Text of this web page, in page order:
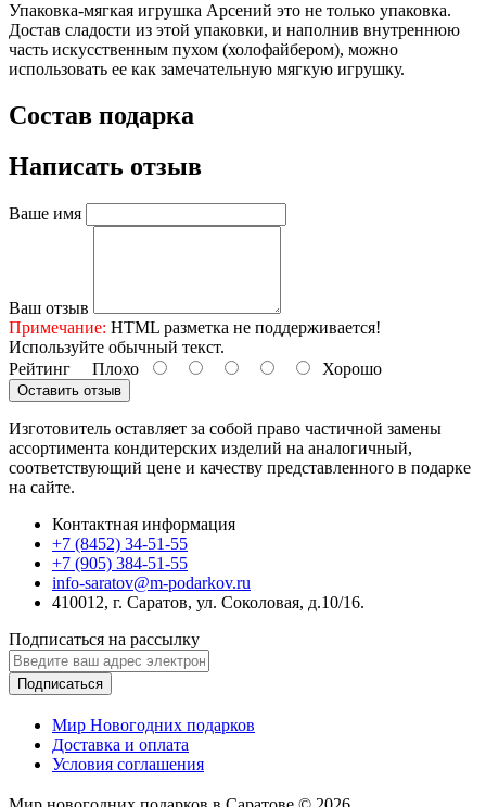
Упаковка-мягкая игрушка Арсений это не только упаковка.
Достав сладости из этой упаковки, и наполнив внутреннюю
часть искусственным пухом (холофайбером), можно
использовать ее как замечательную мягкую игрушку.
Состав подарка
Написать отзыв
Ваше имя
Ваш отзыв
Примечание: HTML разметка не поддерживается!
Используйте обычный текст.
Рейтинг Плохо Хорошо
Оставить отзыв
Изготовитель оставляет за собой право частичной замены
ассортимента кондитерских изделий на аналогичный,
соответствующий цене и качеству представленного в подарке
на сайте.
Контактная информация
+7 (8452) 34-51-55
+7 (905) 384-51-55
info-saratov@m-podarkov.ru
410012, г. Саратов, ул. Соколовая, д.10/16.
Подписаться на рассылку
Подписаться
Мир Новогодних подарков
Доставка и оплата
Условия соглашения